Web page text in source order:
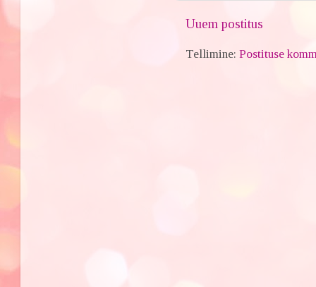
Uuem postitus
Tellimine:Postituse